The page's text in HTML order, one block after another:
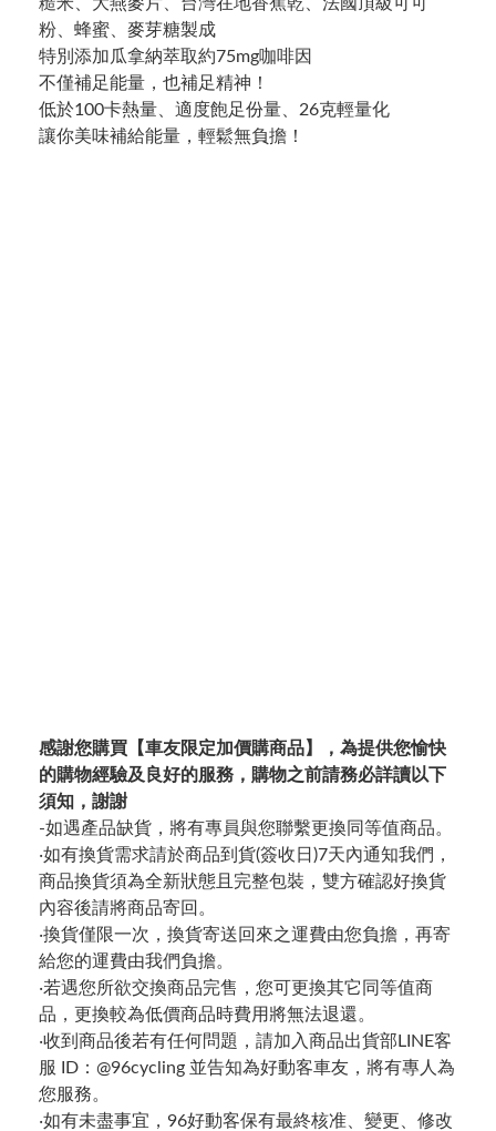
粉、蜂蜜、麥芽糖製成
特別添加瓜拿納萃取約75mg咖啡因
不僅補足能量，也補足精神！
低於100卡熱量、適度飽足份量、26克輕量化
讓你美味補給能量，輕鬆無負擔！
感謝您購買【車友限定加價購商品】，為提供您愉快
的購物經驗及良好的服務，購物之前請務必詳讀以下
須知，謝謝
-如遇產品缺貨，將有專員與您聯繫更換同等值商品。
‧如有換貨需求請於商品到貨(簽收日)7天內通知我們，
商品換貨須為全新狀態且完整包裝，雙方確認好換貨
內容後請將商品寄回。
‧換貨僅限一次，換貨寄送回來之運費由您負擔，再寄
給您的運費由我們負擔。
‧若遇您所欲交換商品完售，您可更換其它同等值商
品，更換較為低價商品時費用將無法退還。
‧收到商品後若有任何問題，請加入商品出貨部LINE客
服 ID：@96cycling 並告知為好動客車友，將有專人為
您服務。
‧如有未盡事宜，96好動客保有最終核准、變更、修改